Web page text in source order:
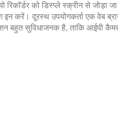
रिकॉर्डर को डिस्प्ले स्क्रीन से
इन करें। दूरस्थ उपयोगकर्ता एक वेब
बहुत सुविधाजनक है, ताकि आईपी